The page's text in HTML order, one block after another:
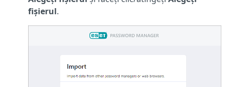
fișierul.